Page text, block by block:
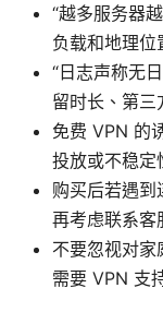
“越多服务器
负载和地理位
“日志声称无
留时长、第三
免费 VPN 的
投放或不稳定
购买后若遇到
再考虑联系客
不要忽视对
需要 VPN 支